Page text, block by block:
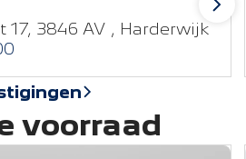
17, 3846 AV , Harderwijk
voorraad